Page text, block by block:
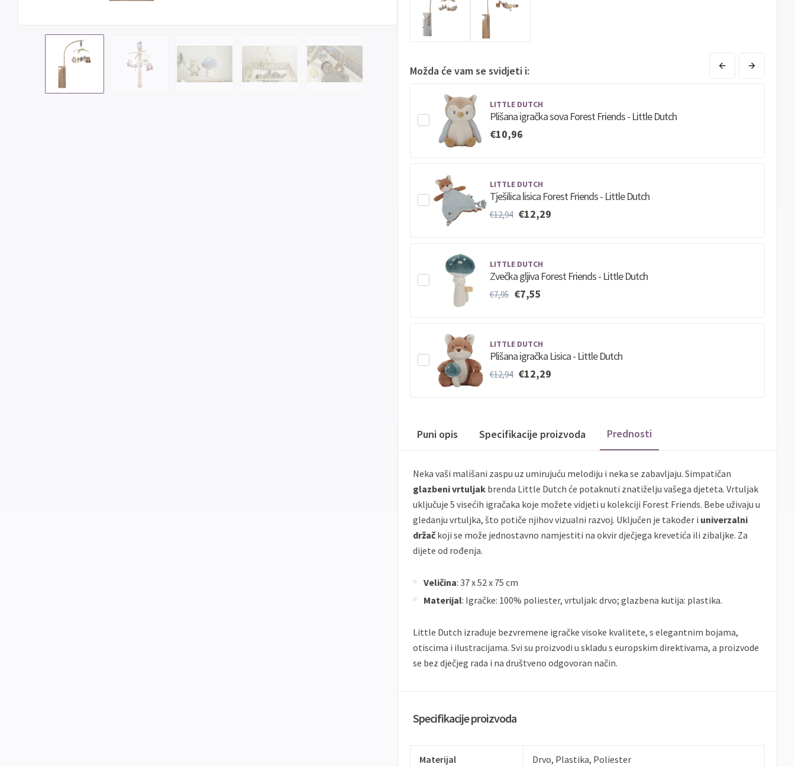
Jednokratno
Možda će vam se svidjeti i:
LITTLE DUTCH
Plišana igračka sova Forest Friends - Little Dutch
€10,96
LITTLE DUTCH
Tješilica lisica Forest Friends - Little Dutch
€12,94 €12,29
LITTLE DUTCH
Zvečka gljiva Forest Friends - Little Dutch
€7,95 €7,55
LITTLE DUTCH
Plišana igračka Lisica - Little Dutch
€12,94 €12,29
Puni opis Specifikacije proizvoda Prednosti
Neka vaši mališani zaspu uz umirujuću melodiju i neka se zabavljaju. Simpatičan
glazbeni vrtuljak brenda Little Dutch će potaknuti znatiželju vašega djeteta. Vrtuljak
uključuje 5 visećih igračaka koje možete vidjeti u kolekciji Forest Friends. Bebe uživaju u
gledanju vrtuljka, što potiče njihov vizualni razvoj. Uključen je također i univerzalni
držačkoji se može jednostavno namjestiti na okvir dječjega krevetića ili zibaljke. Za
dijete od rođenja.
Veličina: 37 x 52 x 75 cm
Materijal: Igračke: 100% poliester, vrtuljak: drvo; glazbena kutija: plastika.
Little Dutch izrađuje bezvremene igračke visoke kvalitete, s elegantnim bojama,
otiscima i ilustracijama. Svi su proizvodi u skladu s europskim direktivama, a proizvode
se bez dječjeg rada i na društveno odgovoran način.
Specifikacije proizvoda
Materijal Drvo, Plastika, Poliester